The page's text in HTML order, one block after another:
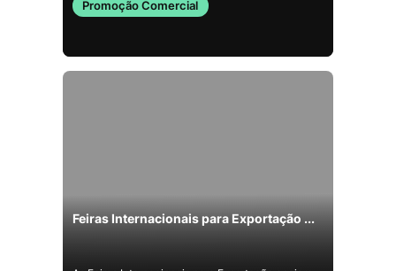
Promoção Comercial
Feiras Internacionais para Exportação ...